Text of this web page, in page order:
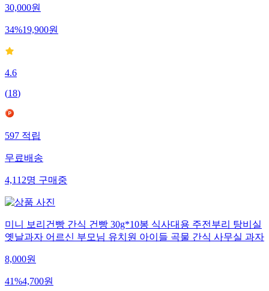
30,000원
34%19,900원
4.6
(18)
597적립
무료배송
4,112명구매중
미니 보리건빵 간식 건빵 30g*10봉 식사대용 주전부리 탕비실
옛날과자 어르신 부모님 유치원 아이들 곡물 간식 사무실 과자
8,000원
41%4,700원